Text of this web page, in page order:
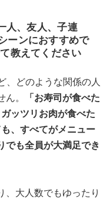
人、友人、子連
ーンにおすすめで
教えてください
、どのような関係の人
。
「お寿司が食べた
ッツリお肉が食べた
、すべてがメニュー
でも全員が大満足でき
、大人数でもゆったり